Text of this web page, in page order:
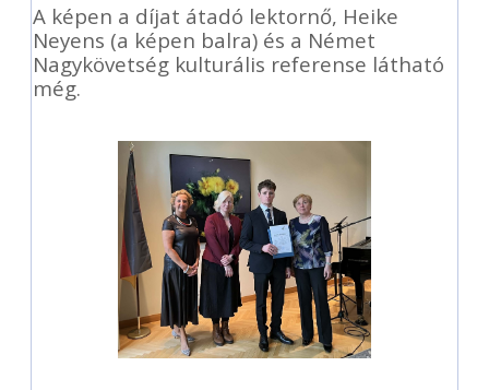
A képen a díjat átadó lektornő, Heike
Neyens (a képen balra) és a Német
Nagykövetség kulturális referense látható
még.